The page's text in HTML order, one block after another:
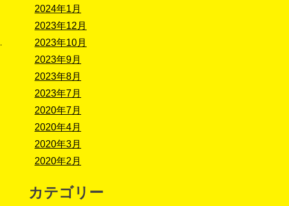
2024年1月
2023年12月
2023年10月
2023年9月
2023年8月
2023年7月
2020年7月
2020年4月
2020年3月
2020年2月
カテゴリー